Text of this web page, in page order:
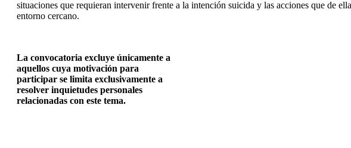
situaciones que requieran intervenir frente a la intención suicida y las acciones que de
entorno cercano.
La convocatoria excluye únicamente a
aquellos cuya motivación para
participar se limita exclusivamente a
resolver inquietudes personales
relacionadas con este tema.